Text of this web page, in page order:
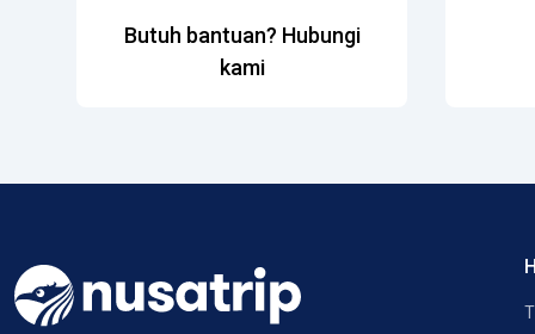
Butuh bantuan? Hubungi
kami